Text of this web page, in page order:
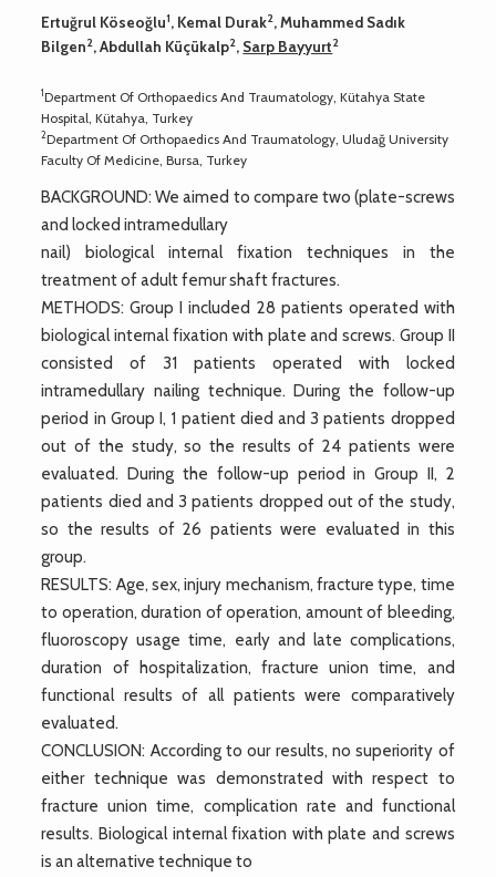
Ertuğrul Köseoğlu1, Kemal Durak2, Muhammed Sadık
Bilgen2, Abdullah Küçükalp2, Sarp Bayyurt2
1Department Of Orthopaedics And Traumatology, Kütahya State
Hospital, Kütahya, Turkey
2Department Of Orthopaedics And Traumatology, Uludağ University
Faculty Of Medicine, Bursa, Turkey
BACKGROUND: We aimed to compare two (plate-screws
and locked intramedullary
nail) biological internal fixation techniques in the
treatment of adult femur shaft fractures.
METHODS: Group I included 28 patients operated with
biological internal fixation with plate and screws. Group II
consisted of 31 patients operated with locked
intramedullary nailing technique. During the follow-up
period in Group I, 1 patient died and 3 patients dropped
out of the study, so the results of 24 patients were
evaluated. During the follow-up period in Group II, 2
patients died and 3 patients dropped out of the study,
so the results of 26 patients were evaluated in this
group.
RESULTS: Age, sex, injury mechanism, fracture type, time
to operation, duration of operation, amount of bleeding,
fluoroscopy usage time, early and late complications,
duration of hospitalization, fracture union time, and
functional results of all patients were comparatively
evaluated.
CONCLUSION: According to our results, no superiority of
either technique was demonstrated with respect to
fracture union time, complication rate and functional
results. Biological internal fixation with plate and screws
is an alternative technique to